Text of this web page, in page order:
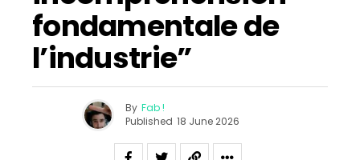
fondamentale de
l’industrie”
By Fab !
Published 18 June 2026